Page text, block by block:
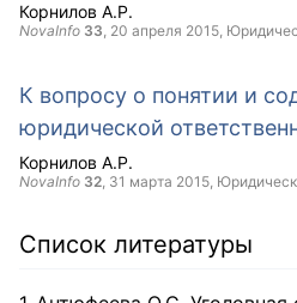
Корнилов А.Р.
NovaInfo 33, 20 апреля 2015,
К вопросу о понятии и
юридической
Корнилов А.Р.
NovaInfo 32, 31 марта 2015,
Список литературы